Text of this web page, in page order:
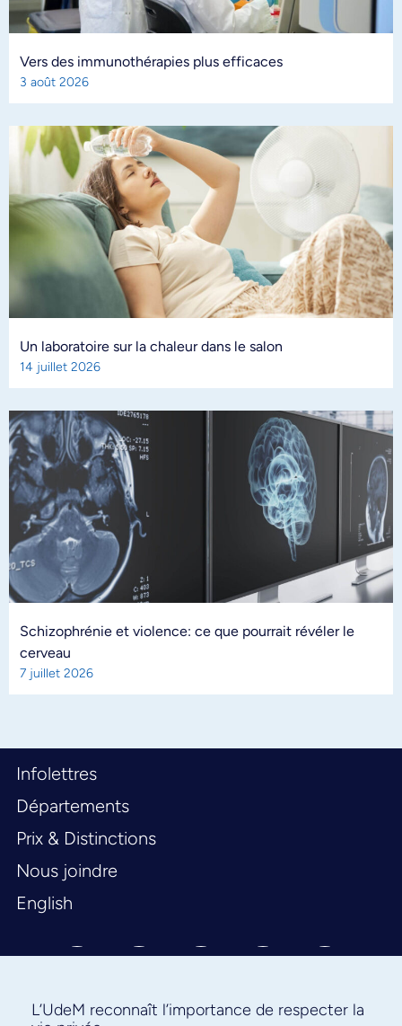
Vers des immunothérapies plus efficaces
3 août 2026
Un laboratoire sur la chaleur dans le salon
14 juillet 2026
Schizophrénie et violence: ce que pourrait révéler le
cerveau
7 juillet 2026
Infolettres
Départements
Prix & Distinctions
Nous joindre
English
L’UdeM reconnaît l’importance de respecter la